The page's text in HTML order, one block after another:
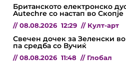
Британското електронско
Autechre со настап во Скопје
// 08.08.2026 12:29 // Култ-арт
Свечен дочек за Зеленски
па средба со Вучиќ
// 08.08.2026 11:48 // Глобал